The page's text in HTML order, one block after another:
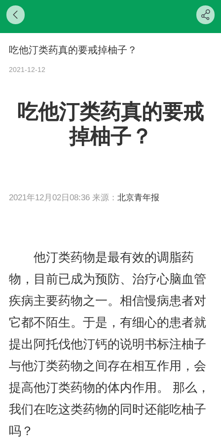
吃他汀类药真的要戒掉柚子？
2021-12-12
吃他汀类药真的要戒
掉柚子？
2021年12月02日08:36 来源：北京青年报
他汀类药物是最有效的调脂药
物，目前已成为预防、治疗心脑血管
疾病主要药物之一。相信慢病患者对
它都不陌生。于是，有细心的患者就
提出阿托伐他汀钙的说明书标注柚子
与他汀类药物之间存在相互作用，会
提高他汀类药物的体内作用。 那么，
我们在吃这类药物的同时还能吃柚子
吗？